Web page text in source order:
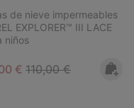
de nieve impermeables
EXPLORER™ III LACE
niños
price:
€ Regular price:
110,00 €